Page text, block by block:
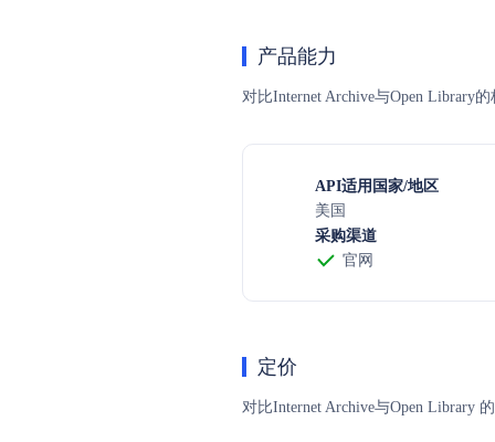
产品能力
对比Internet Archive与Open Library
API适用国家/地区
美国
采购渠道
官网
定价
对比Internet Archive与Open Library